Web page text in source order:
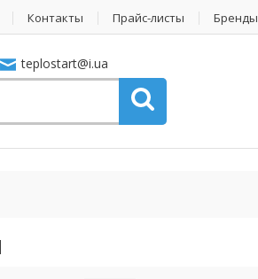
Контакты Прайс-листы Бренды
teplostart@i.ua